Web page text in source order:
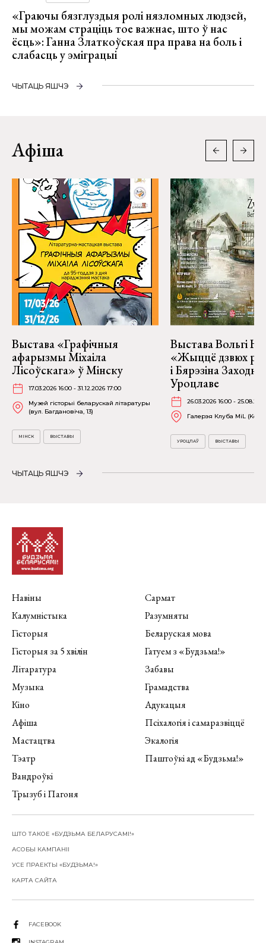
«Граючы бязглуздыя ролі нязломных людзей,
мы можам страціць тое важнае, што ў нас
ёсць»: Ганна Златкоўская пра права на боль і
слабасць у эміграцыі
ЧЫТАЦЬ ЯШЧЭ
Афіша
Выстава «Графічныя
афарызмы Міхаіла
Лісоўскага» ў Мінску
17.03.2026 16:00 - 31.12.2026 17:00
Музей гісторыі беларускай літаратуры
(вул. Багдановіча, 13)
МІНСК ВЫСТАВЫ
Выстава Вольгі
«Жыццё дзвюх
і Бярэзіна
Уроцлаве
26.03.2026 16:00 -
Галерэя Клуба MiL
УРОЦЛАЎ ВЫСТАВЫ
ЧЫТАЦЬ ЯШЧЭ
Навіны
Калумністыка
Гісторыя
Гісторыя за 5 хвілін
Літаратура
Музыка
Кіно
Афіша
Мастацтва
Тэатр
Вандроўкі
Трызуб і Пагоня
Сармат
Разумняты
Беларуская мова
Гатуем з «Будзьма!»
Забавы
Грамадства
Адукацыя
Псіхалогія і самаразвіццё
Экалогія
Паштоўкі ад «Будзьма!»
ШТО ТАКОЕ «БУДЗЬМА БЕЛАРУСАМІ!»
АСОБЫ КАМПАНІІ
УСЕ ПРАЕКТЫ «БУДЗЬМА!»
КАРТА САЙТА
FACEBOOK